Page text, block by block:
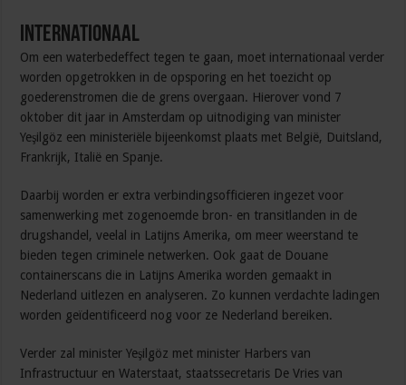
Internationaal
Om een waterbedeffect tegen te gaan, moet internationaal verder
worden opgetrokken in de opsporing en het toezicht op
goederenstromen die de grens overgaan. Hierover vond 7
oktober dit jaar in Amsterdam op uitnodiging van minister
Yeşilgöz een ministeriële bijeenkomst plaats met België, Duitsland,
Frankrijk, Italië en Spanje.
Daarbij worden er extra verbindingsofficieren ingezet voor
samenwerking met zogenoemde bron- en transitlanden in de
drugshandel, veelal in Latijns Amerika, om meer weerstand te
bieden tegen criminele netwerken. Ook gaat de Douane
containerscans die in Latijns Amerika worden gemaakt in
Nederland uitlezen en analyseren. Zo kunnen verdachte ladingen
worden geïdentificeerd nog voor ze Nederland bereiken.
Verder zal minister Yeşilgöz met minister Harbers van
Infrastructuur en Waterstaat, staatssecretaris De Vries van